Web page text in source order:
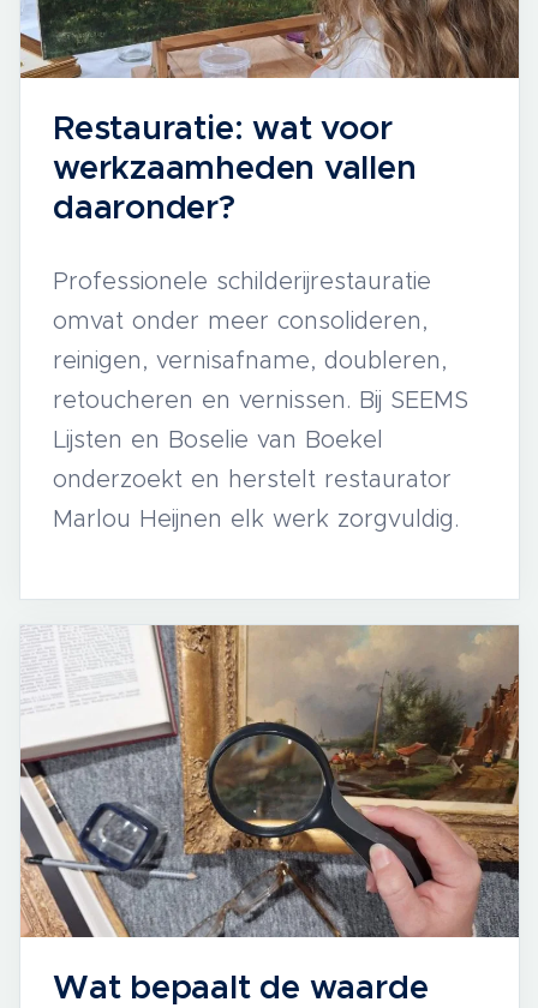
Restauratie: wat voor
werkzaamheden vallen
daaronder?
Professionele schilderijrestauratie
omvat onder meer consolideren,
reinigen, vernisafname, doubleren,
retoucheren en vernissen. Bij SEEMS
Lijsten en Boselie van Boekel
onderzoekt en herstelt restaurator
Marlou Heijnen elk werk zorgvuldig.
Wat bepaalt de waarde